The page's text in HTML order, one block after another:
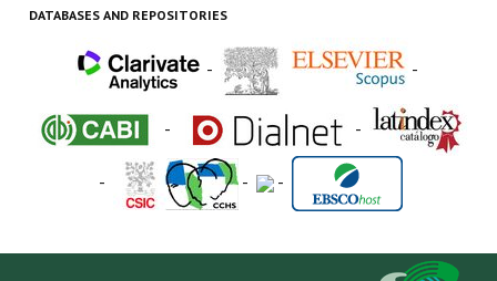
DATABASES AND REPOSITORIES
- -
- -
- - -